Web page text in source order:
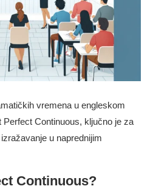
vremena u engleskom
Continuous, ključno je za
u naprednijim
Continuous?